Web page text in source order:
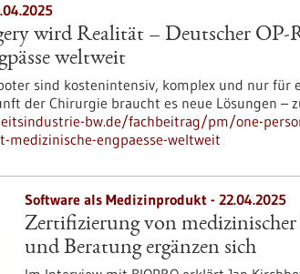
wird Realität – Deutscher
weltweit
sind kostenintensiv, komplex und nur
der Chirurgie braucht es neue Lösungen –
bw.de/fachbeitrag/pm/one-
medizinische-engpaesse-weltweit
Software als Medizinprodukt - 22.04.2025
Zertifizierung von
und Beratung ergänzen sich